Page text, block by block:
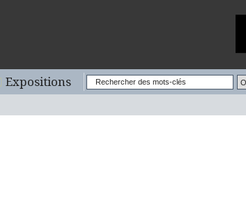
Expositions